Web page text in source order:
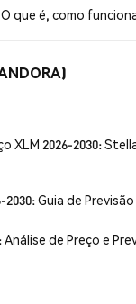
que é, como
XLM 2026-2030:
2030: Guia de
Análise de Preço e